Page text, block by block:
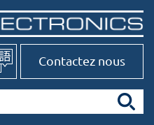
Contactez nous